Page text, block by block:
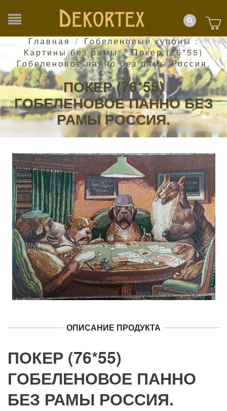
Главная /
Гобеленовые купоны :
Картины без рамы /Покер (76*55)
Гобеленовое панно без рамы Россия.
ПОКЕР (76*55)
ГОБЕЛЕНОВОЕ ПАННО БЕЗ
РАМЫ РОССИЯ.
ОПИСАНИЕ ПРОДУКТА
ПОКЕР (76*55)
ГОБЕЛЕНОВОЕ ПАННО
БЕЗ РАМЫ РОССИЯ.